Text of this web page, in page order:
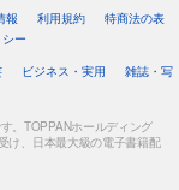
報 利用規約
特商法の表
ー
ビジネス・実用
雑誌・写
。TOPPANホールディング
け、日本最大級の電子書籍配